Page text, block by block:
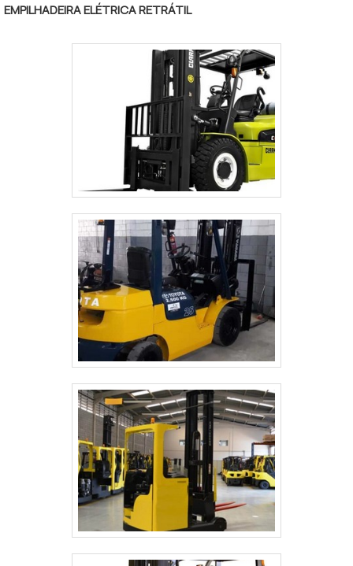
EMPILHADEIRA ELÉTRICA RETRÁTIL